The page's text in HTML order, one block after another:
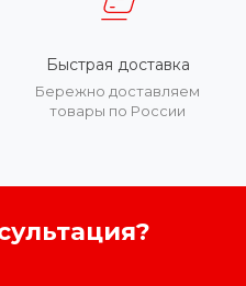
Быстрая доставка
Бережно доставляем
товары по России